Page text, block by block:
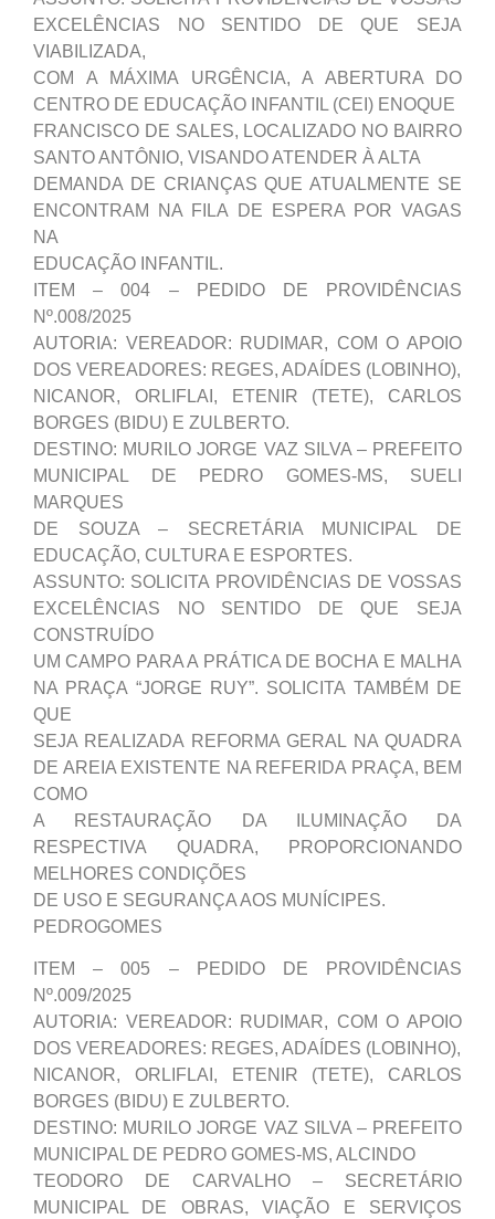
EXCELÊNCIAS NO SENTIDO DE QUE SEJA
VIABILIZADA,
COM A MÁXIMA URGÊNCIA, A ABERTURA DO
CENTRO DE EDUCAÇÃO INFANTIL (CEI) ENOQUE
FRANCISCO DE SALES, LOCALIZADO NO BAIRRO
SANTO ANTÔNIO, VISANDO ATENDER À ALTA
DEMANDA DE CRIANÇAS QUE ATUALMENTE SE
ENCONTRAM NA FILA DE ESPERA POR VAGAS
NA
EDUCAÇÃO INFANTIL.
ITEM – 004 – PEDIDO DE PROVIDÊNCIAS
Nº.008/2025
AUTORIA: VEREADOR: RUDIMAR, COM O APOIO
DOS VEREADORES: REGES, ADAÍDES (LOBINHO),
NICANOR, ORLIFLAI, ETENIR (TETE), CARLOS
BORGES (BIDU) E ZULBERTO.
DESTINO: MURILO JORGE VAZ SILVA – PREFEITO
MUNICIPAL DE PEDRO GOMES-MS, SUELI
MARQUES
DE SOUZA – SECRETÁRIA MUNICIPAL DE
EDUCAÇÃO, CULTURA E ESPORTES.
ASSUNTO: SOLICITA PROVIDÊNCIAS DE VOSSAS
EXCELÊNCIAS NO SENTIDO DE QUE SEJA
CONSTRUÍDO
UM CAMPO PARA A PRÁTICA DE BOCHA E MALHA
NA PRAÇA “JORGE RUY”. SOLICITA TAMBÉM DE
QUE
SEJA REALIZADA REFORMA GERAL NA QUADRA
DE AREIA EXISTENTE NA REFERIDA PRAÇA, BEM
COMO
A RESTAURAÇÃO DA ILUMINAÇÃO DA
RESPECTIVA QUADRA, PROPORCIONANDO
MELHORES CONDIÇÕES
DE USO E SEGURANÇA AOS MUNÍCIPES.
PEDROGOMES
ITEM – 005 – PEDIDO DE PROVIDÊNCIAS
Nº.009/2025
AUTORIA: VEREADOR: RUDIMAR, COM O APOIO
DOS VEREADORES: REGES, ADAÍDES (LOBINHO),
NICANOR, ORLIFLAI, ETENIR (TETE), CARLOS
BORGES (BIDU) E ZULBERTO.
DESTINO: MURILO JORGE VAZ SILVA – PREFEITO
MUNICIPAL DE PEDRO GOMES-MS, ALCINDO
TEODORO DE CARVALHO – SECRETÁRIO
MUNICIPAL DE OBRAS, VIAÇÃO E SERVIÇOS